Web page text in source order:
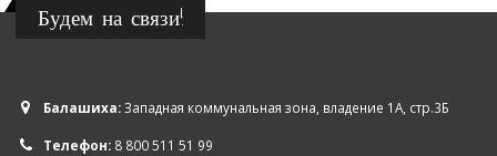
Будем на связи!
Балашиха:Западная коммунальная зона, владение 1А, стр.3Б
Телефон: 8 800 511 51 99